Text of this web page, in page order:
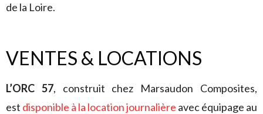
de la Loire.
VENTES & LOCATIONS
L’ORC 57, construit chez Marsaudon Composites,
est disponible à la location journalière avec équipage au